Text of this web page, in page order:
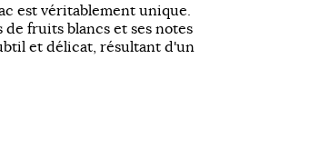
est véritablement unique.
fruits blancs et ses notes
et délicat, résultant d'un